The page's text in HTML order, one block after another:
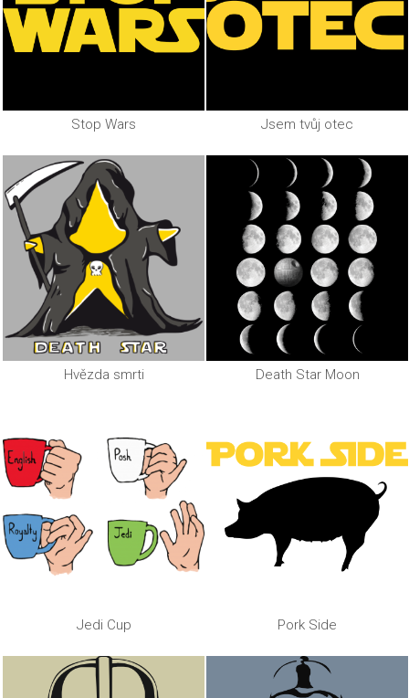
Stop Wars Jsem tvůj otec
Hvězda smrti Death Star Moon
Jedi Cup Pork Side